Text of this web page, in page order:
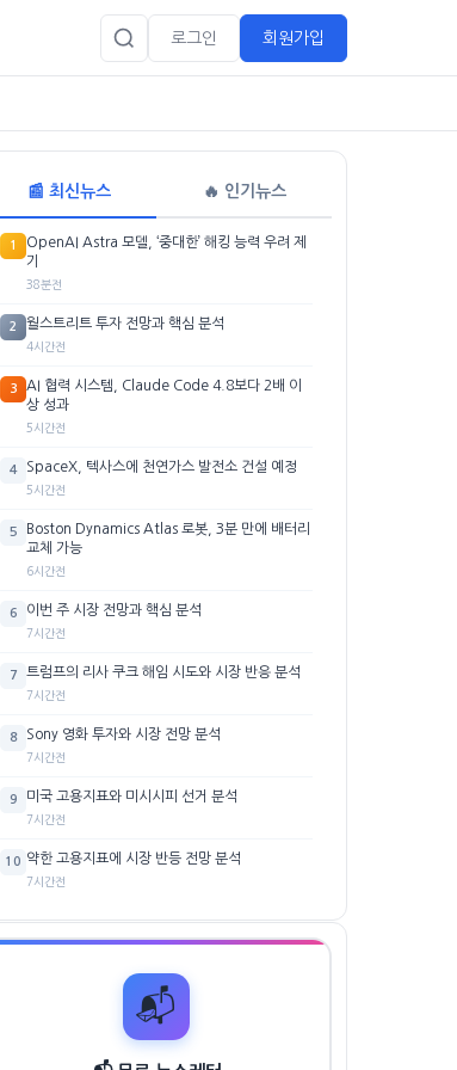
로그인 회원가입
📰 최신뉴스 🔥 인기뉴스
1
OpenAI Astra 모델, ‘중대한’ 해킹 능력 우려 제
기
38분전
2 월스트리트 투자 전망과 핵심 분석
4시간전
3
AI 협력 시스템, Claude Code 4.8보다 2배 이
상 성과
5시간전
4 SpaceX, 텍사스에 천연가스 발전소 건설 예정
5시간전
5
Boston Dynamics Atlas 로봇, 3분 만에 배터리
교체 가능
6시간전
6 이번 주 시장 전망과 핵심 분석
7시간전
7 트럼프의 리사 쿠크 해임 시도와 시장 반응 분석
7시간전
8 Sony 영화 투자와 시장 전망 분석
7시간전
9 미국 고용지표와 미시시피 선거 분석
7시간전
10 약한 고용지표에 시장 반등 전망 분석
7시간전
📬